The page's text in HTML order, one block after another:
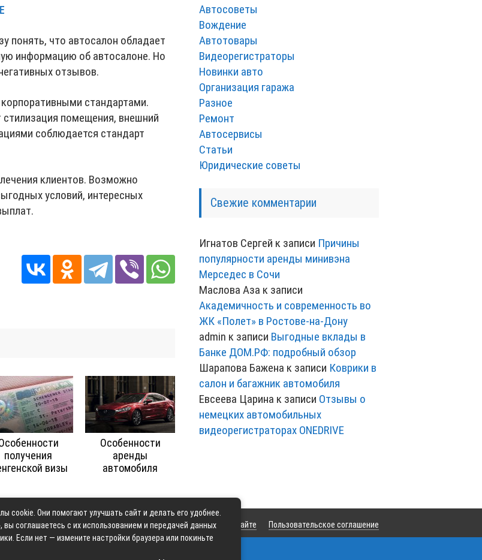
понять, что автосалон обладает
информацию об автосалоне. Но
отзывов.
стандартами.
помещения, внешний
соблюдается стандарт
клиентов. Возможно
условий, интересных
получения
визы
Особенности
аренды
автомобиля
Автосоветы
Вождение
Автотовары
Видеорегистраторы
Новинки авто
Организация гаража
Разное
Ремонт
Автосервисы
Статьи
Юридические советы
Свежие комментарии
Игнатов Сергей к записи Причины
популярности аренды минивэна
Мерседес в Сочи
Маслова Аза к записи
Академичность и современность во
ЖК «Полет» в Ростове-на-Дону
admin к записи Выгодные вклады в
Банке ДОМ.РФ: подробный обзор
Шарапова Бажена к записи Коврики в
салон и багажник автомобиля
Евсеева Царина к записи Отзывы о
немецких автомобильных
видеорегистраторах ONEDRIVE
Контакты Карта сайта О сайте Пользовательское соглашение
cookie. Они помогают улучшать сайт и делать его удобнее.
вы соглашаетесь с их использованием и передачей данных
Если нет — измените настройки браузера или покиньте